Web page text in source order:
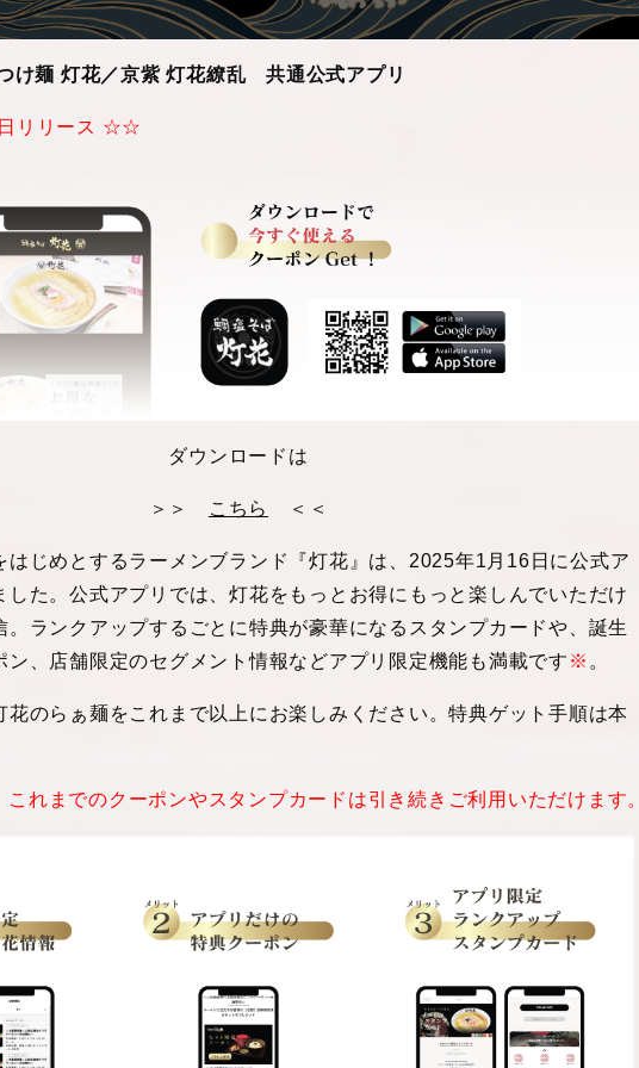
け麺 灯花／京紫 灯花繚乱 共通公式アプリ
リリース ☆☆
ダウンロードは
＞＞ こちら ＜＜
はじめとするラーメンブランド『灯花』は、 2025年1 月 16 日に公式ア
した。公式アプリでは、灯花をもっとお得にもっと楽しんでいただけ
。ランクアップするごとに特典が豪華になるスタンプカードや、誕生
ン、店舗限定のセグメント情報などアプリ限定機能も満載です ※ 。
花のらぁ麺をこれまで以上にお楽しみください。特典ゲット手順は本
れまでのクーポンやスタンプカードは引き続きご利用いただけます。